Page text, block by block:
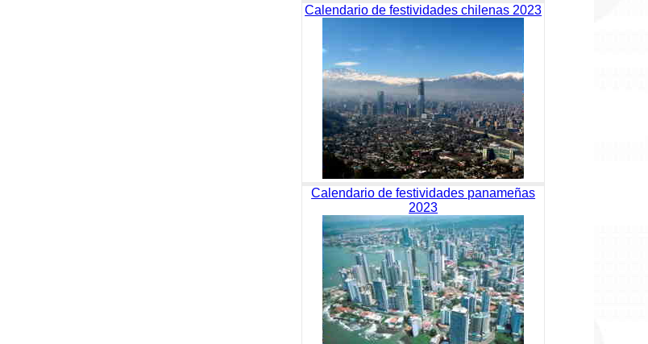
Calendario de festividades chilenas 2023
Calendario de festividades panameñas
2023